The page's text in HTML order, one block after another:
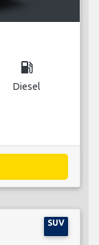
local_gas_station
Diesel
SUV